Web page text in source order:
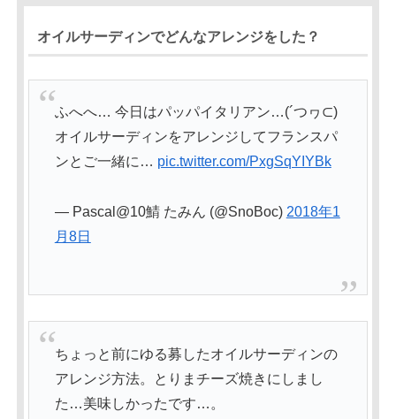
オイルサーディンでどんなアレンジをした？
ふへへ… 今日はパッパイタリアン…(´つヮ⊂)
オイルサーディンをアレンジしてフランスパ
ンとご一緒に… pic.twitter.com/PxgSqYIYBk
— Pascal@10鯖 たみん (@SnoBoc) 2018年1
月8日
ちょっと前にゆる募したオイルサーディンの
アレンジ方法。とりまチーズ焼きにしまし
た…美味しかったです…。